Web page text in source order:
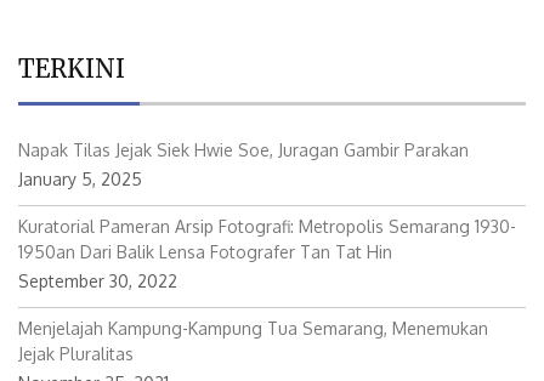
TERKINI
Napak Tilas Jejak Siek Hwie Soe, Juragan Gambir Parakan
January 5, 2025
Kuratorial Pameran Arsip Fotografi: Metropolis Semarang 1930-
1950an Dari Balik Lensa Fotografer Tan Tat Hin
September 30, 2022
Menjelajah Kampung-Kampung Tua Semarang, Menemukan
Jejak Pluralitas